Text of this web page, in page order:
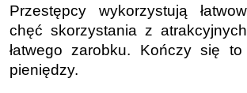
Przestępcy wykorzystują
chęć skorzystania z
łatwego zarobku. Kończy się
pieniędzy.